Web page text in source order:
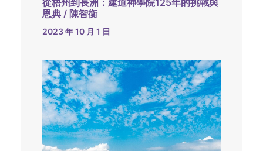
從梧州到長洲：建道神學院125年的挑戰與
恩典 / 陳智衡
2023 年 10 月 1 日